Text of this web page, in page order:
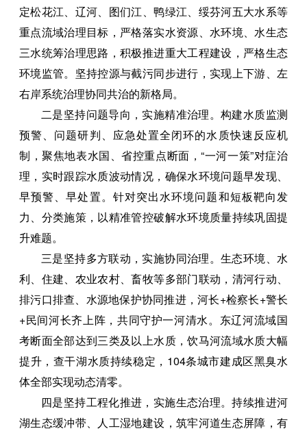
定松花江、辽河、图们江、鸭绿江、绥芬河五大水系等
重点流域治理目标，严格落实水资源、水环境、水生态
三水统筹治理思路，积极推进重大工程建设，严格生态
环境监管。坚持控源与截污同步进行，实现上下游、左
右岸系统治理协同共治的新格局。
二是坚持问题导向，实施精准治理。构建水质监测
预警、问题研判、应急处置全闭环的水质快速反应机
制，聚焦地表水国、省控重点断面，“一河一策”对症治
理，实时跟踪水质波动情况，确保水环境问题早发现、
早预警、早处置。针对突出水环境问题和短板靶向发
力、分类施策，以精准管控破解水环境质量持续巩固提
升难题。
三是坚持多方联动，实施协同治理。生态环境、水
利、住建、农业农村、畜牧等多部门联动，清河行动、
排污口排查、水源地保护协同推进，河长+检察长+警长
+民间河长齐上阵，共同守护一河清水。东辽河流域国
考断面全部达到三类及以上水质，饮马河流域水质大幅
提升，查干湖水质持续稳定，104条城市建成区黑臭水
体全部实现动态清零。
四是坚持工程化推进，实施生态治理。持续推进河
湖生态缓冲带、人工湿地建设，筑牢河道生态屏障，有